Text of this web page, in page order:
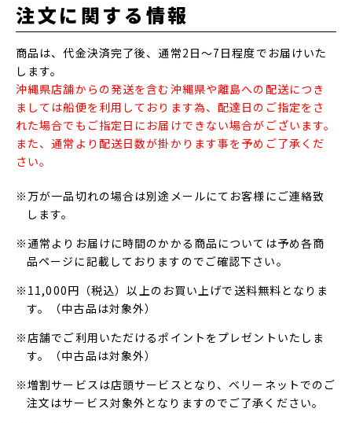
注文に関する情報
商品は、代金決済完了後、通常2日～7日程度でお届けいた
します。
沖縄県店舗からの発送を含む沖縄県や離島への配送につき
ましては船便を利用しております為、配達日のご指定をさ
れた場合でもご指定日にお届けできない場合がございます。
また、通常より配送日数が掛かります事を予めご了承くだ
さい。
※万が一品切れの場合は別途メールにてお客様にご連絡致
します。
※通常よりお届けに時間のかかる商品については予め各商
品ページに記載しておりますのでご確認下さい。
※11,000円（税込）以上のお買い上げで送料無料となりま
す。（中古品は対象外）
※店舗でご利用いただけるポイントをプレゼントいたしま
す。（中古品は対象外）
※増割サービスは店頭サービスとなり、ベリーネットでのご
注文はサービス対象外となりますのでご了承ください。